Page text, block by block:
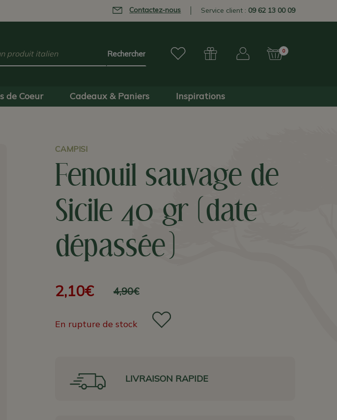
Contactez-nous Service client : 09 62 13 00 09
0
de Coeur Cadeaux & Paniers Inspirations
CAMPISI
Fenouil sauvage de
Sicile 40 gr (date
dépassée)
4,90€
2,10€
En rupture de stock
LIVRAISON RAPIDE